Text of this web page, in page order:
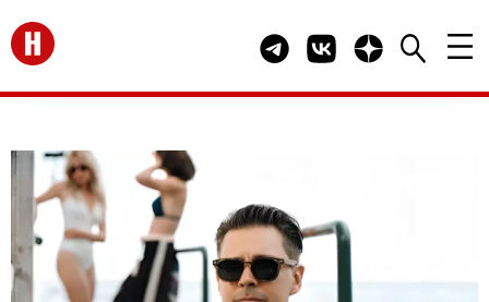
Перейти на главную Telegram канал HELLO
Группа HELLO
Канал HELLO в
HELLO! Russia